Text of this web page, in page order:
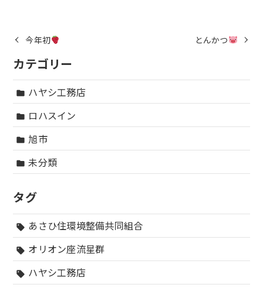
今年初 とんかつ
カテゴリー
folder ハヤシ工務店
folder ロハスイン
folder 旭市
folder 未分類
タグ
sell あさひ住環境整備共同組合
sell オリオン座流星群
sell ハヤシ工務店